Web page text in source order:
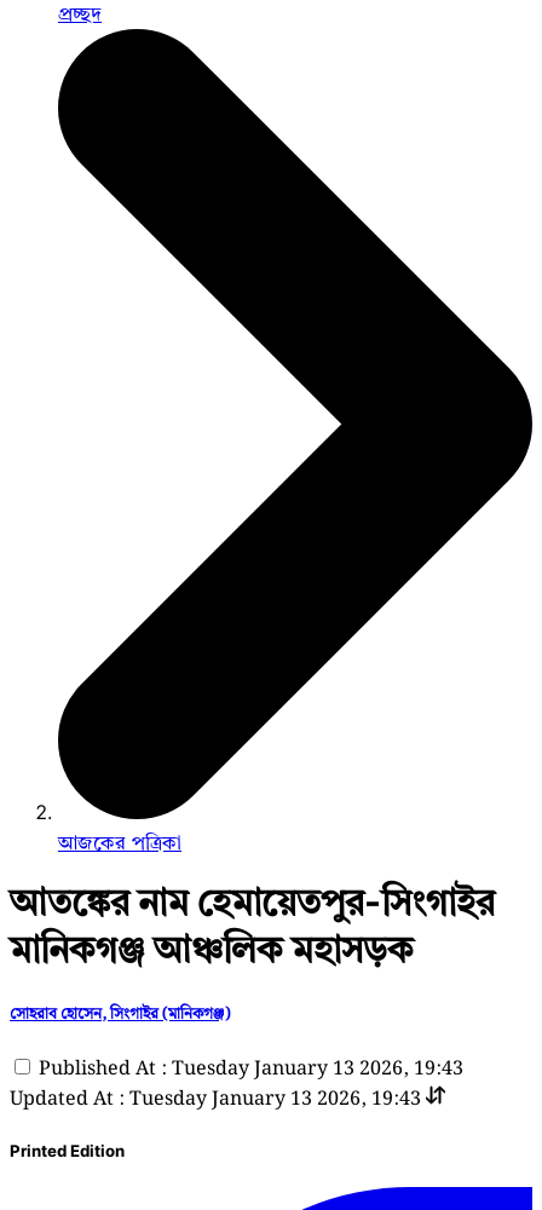
প্রচ্ছদ
আজকের পত্রিকা
আতঙ্কের নাম হেমায়েতপুর-সিংগাইর
মানিকগঞ্জ আঞ্চলিক মহাসড়ক
সোহরাব হোসেন, সিংগাইর (মানিকগঞ্জ)
Published At : Tuesday January 13 2026, 19:43
Updated At : Tuesday January 13 2026, 19:43
Printed Edition